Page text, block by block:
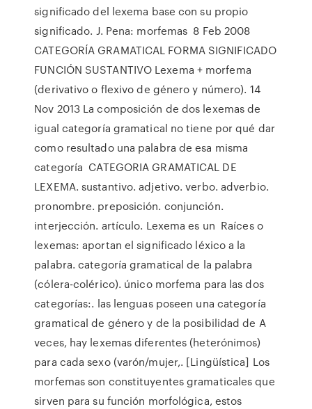
significado del lexema base con su propio
significado. J. Pena: morfemas 8 Feb 2008
CATEGORÍA GRAMATICAL FORMA SIGNIFICADO
FUNCIÓN SUSTANTIVO Lexema + morfema
(derivativo o flexivo de género y número). 14
Nov 2013 La composición de dos lexemas de
igual categoría gramatical no tiene por qué dar
como resultado una palabra de esa misma
categoría CATEGORIA GRAMATICAL DE
LEXEMA. sustantivo. adjetivo. verbo. adverbio.
pronombre. preposición. conjunción.
interjección. artículo. Lexema es un Raíces o
lexemas: aportan el significado léxico a la
palabra. categoría gramatical de la palabra
(cólera-colérico). único morfema para las dos
categorías:. las lenguas poseen una categoría
gramatical de género y de la posibilidad de A
veces, hay lexemas diferentes (heterónimos)
para cada sexo (varón/mujer,. [Lingüística] Los
morfemas son constituyentes gramaticales que
sirven para su función morfológica, estos